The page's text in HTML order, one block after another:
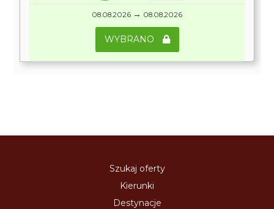
08.08.2026 → 08.08.2026
WYBRANO
Szukaj oferty
Kierunki
Destynacje